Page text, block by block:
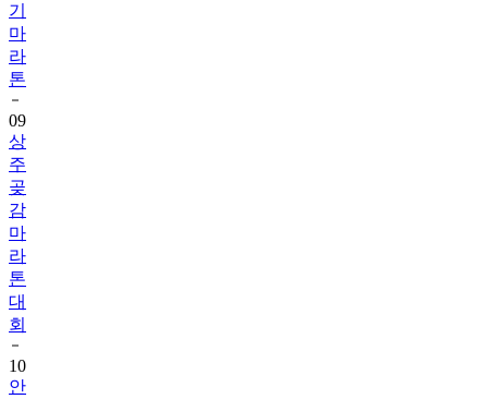
기
마
라
톤
09
상
주
곶
감
마
라
톤
대
회
10
안